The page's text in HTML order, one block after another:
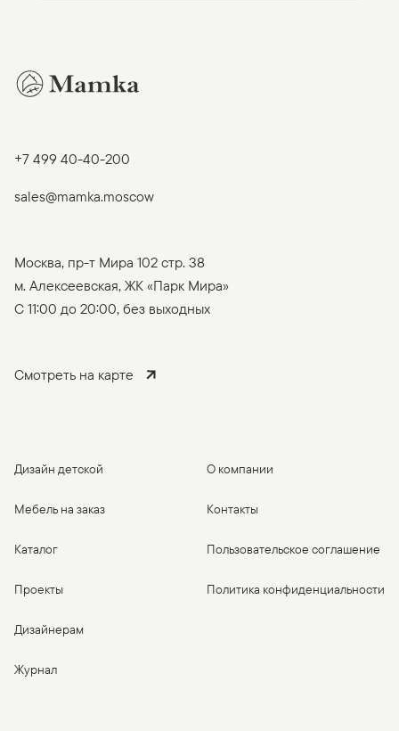
+7 499 40-40-200
sales@mamka.moscow
Москва, пр-т Мира 102 стр. 38
м. Алексеевская, ЖК «Парк Мира»
C 11:00 до 20:00, без выходных
Смотреть на карте
Дизайн детской
Мебель на заказ
Каталог
Проекты
Дизайнерам
Журнал
О компании
Контакты
Пользовательское соглашение
Политика конфиденциальности